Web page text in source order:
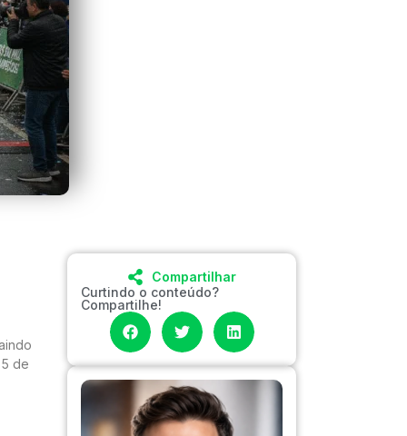
de
Compartilhar
Curtindo o conteúdo?
Compartilhe!